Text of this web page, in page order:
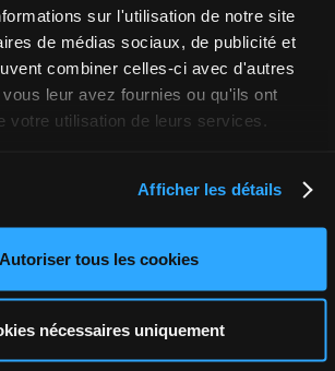
sur l'utilisation de notre site
de médias sociaux, de publicité et
combiner celles-ci avec d'autres
leur avez fournies ou qu'ils ont
votre utilisation de leurs services.
Afficher les détails
Autoriser tous les cookies
nécessaires uniquement